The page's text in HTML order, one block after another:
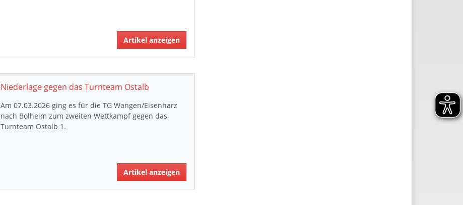
Artikel anzeigen
Niederlage gegen das Turnteam Ostalb
Am 07.03.2026 ging es für die TG Wangen/Eisenharz
nach Bolheim zum zweiten Wettkampf gegen das
Turnteam Ostalb 1.
Artikel anzeigen